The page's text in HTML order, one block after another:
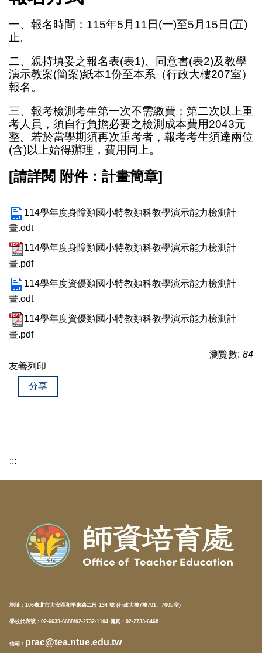
一、報名時間：115年5月11日(一)至5月15日(五)
止。
二、親持填妥之報名表(表1)、同意書(表2)及教學
演示教案(簡案)紙本1份至本系（行政大樓207室）
報名。
三、報考檢測考生第一次不需繳費；第二次以上重
考人員，須自行負擔必要之檢測成本費用2043元
整。若於當學期須再次重考者，報考考生須達兩位
(含)以上始得辦理，費用同上。
[請詳閱 附件：計畫簡章]
114學年度身障類國小特教類科教學演示能力檢測計
畫.odt
114學年度身障類國小特教類科教學演示能力檢測計
畫.pdf
114學年度資優類國小特教類科教學演示能力檢測計
畫.odt
114學年度資優類國小特教類科教學演示能力檢測計
畫.pdf
瀏覽數: 84
友善列印
分享
:::
地址： 106臺北市大安區和平東路二段 134 號 (行政大樓7樓701、700b室)
學校代表號：02-6639-6688/02-2732-1104 傳真：02-2733-6468
信箱 ： prac@tea.ntue.edu.tw